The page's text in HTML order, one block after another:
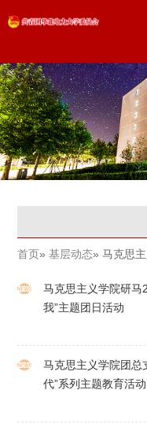
首页»基层动态» 马克思
马克思主义学院研马
我”主题团日活动
马克思主义学院团总
代”系列主题教育活动